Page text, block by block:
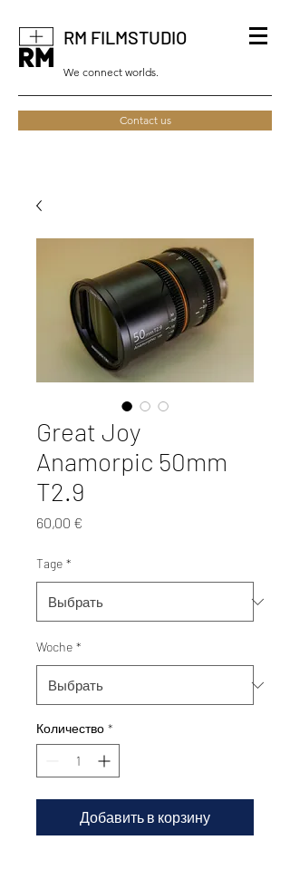
RM FILMSTUDIO
We connect worlds.
Contact us
Great Joy
Anamorpic 50mm
T2.9
60,00 €
Tage *
Woche *
Количество *
Добавить в корзину